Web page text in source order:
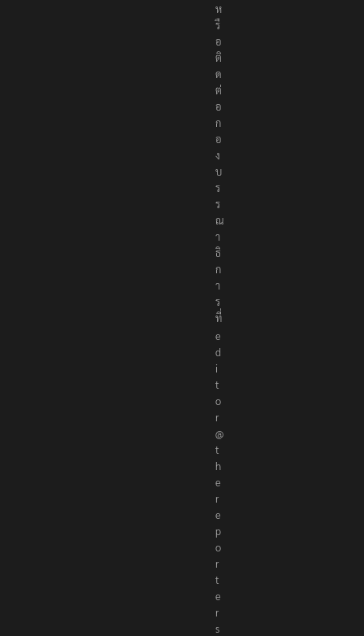
รื
อ
ติ
ด
ต่
อ
ก
อ
ง
บ
ร
ร
ณ
า
ธิ
ก
า
ร
ที่
e
d
i
t
o
r
@
t
h
e
r
e
p
o
r
t
e
r
s
.